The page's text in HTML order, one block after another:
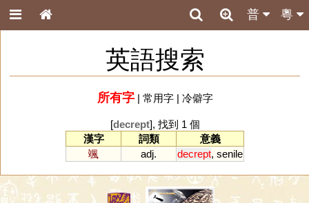
粵
普
英語搜索
所有字| 常用字| 冷僻字
[decrept], 找到 1 個
漢字
詞類
意義
颯
adj. decrept, senile